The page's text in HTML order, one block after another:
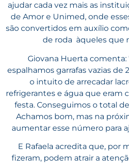
ajudar cada vez mais as
de Amor e Unimed, onde
são convertidos em auxílio
de roda àqueles que
Giovana Huerta comenta:
espalhamos garrafas vazias de
o intuito de arrecadar
refrigerantes e água que eram
festa. Conseguimos o total
Achamos bom, mas na
aumentar esse número para
E Rafaela acredita que, por
fizeram, podem atrair a